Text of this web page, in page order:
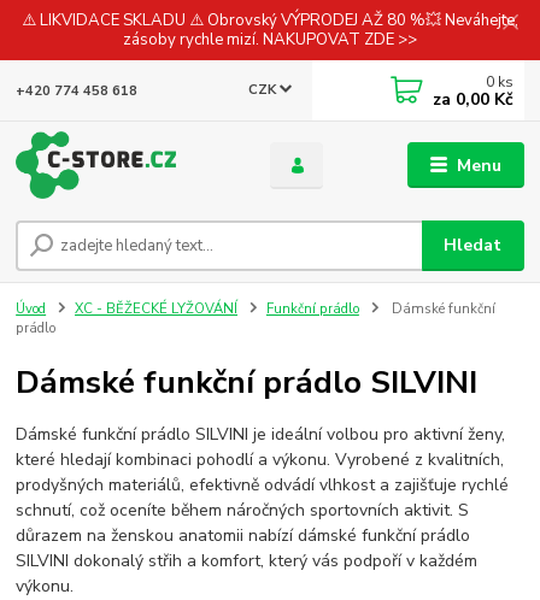
⚠️ LIKVIDACE SKLADU ⚠️ Obrovský VÝPRODEJ AŽ 80 %💥 Neváhejte,
zásoby rychle mizí. NAKUPOVAT ZDE >>
Menu
CZK
Hledat
+420 774 458 618 0 ks
za 0,00 Kč
Úvod XC - BĚŽECKÉ LYŽOVÁNÍ Funkční prádlo
Dámské funkční
prádlo
Dámské funkční prádlo SILVINI
Dámské funkční prádlo SILVINI je ideální volbou pro aktivní ženy,
které hledají kombinaci pohodlí a výkonu. Vyrobené z kvalitních,
prodyšných materiálů, efektivně odvádí vlhkost a zajišťuje rychlé
schnutí, což oceníte během náročných sportovních aktivit. S
důrazem na ženskou anatomii nabízí dámské funkční prádlo
SILVINI dokonalý střih a komfort, který vás podpoří v každém
výkonu.